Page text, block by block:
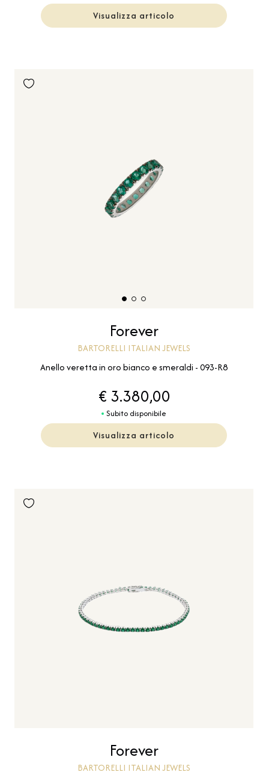
Visualizza articolo
Forever
BARTORELLI ITALIAN JEWELS
Anello veretta in oro bianco e smeraldi - 093-R8
€ 3.380,00
Subito disponibile
Visualizza articolo
Forever
BARTORELLI ITALIAN JEWELS